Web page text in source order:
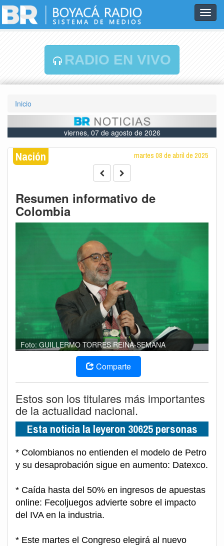
RADIO EN VIVO
Inicio
viernes, 07 de agosto de 2026
Nación martes 08 de abril de 2025
Resumen informativo de
Colombia
Foto: GUILLERMO TORRES REINA-SEMANA
Comparte
Estos son los titulares más importantes
de la actualidad nacional.
Esta noticia la leyeron 30625 personas
* Colombianos no entienden el modelo de Petro
y su desaprobación sigue en aumento: Datexco.
* Caída hasta del 50% en ingresos de apuestas
online: Fecoljuegos advierte sobre el impacto
del IVA en la industria.
* Este martes el Congreso elegirá al nuevo